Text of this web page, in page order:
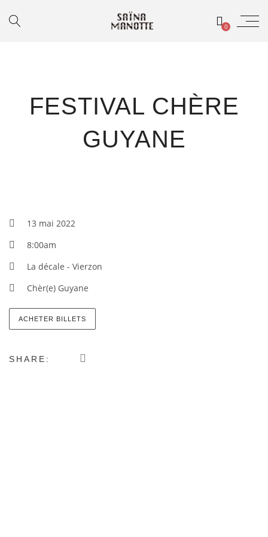
0
FESTIVAL CHÈRE
GUYANE
13 mai 2022
8:00am
La décale - Vierzon
Chèr(e) Guyane
ACHETER BILLETS
SHARE: